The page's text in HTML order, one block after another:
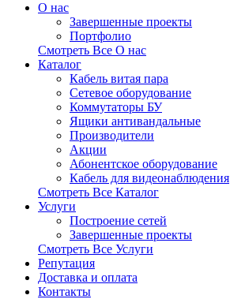
О нас
Завершенные проекты
Портфолио
Смотреть Все О нас
Каталог
Кабель витая пара
Сетевое оборудование
Коммутаторы БУ
Ящики антивандальные
Производители
Акции
Абонентское оборудование
Кабель для видеонаблюдения
Смотреть Все Каталог
Услуги
Построение сетей
Завершенные проекты
Смотреть Все Услуги
Репутация
Доставка и оплата
Контакты